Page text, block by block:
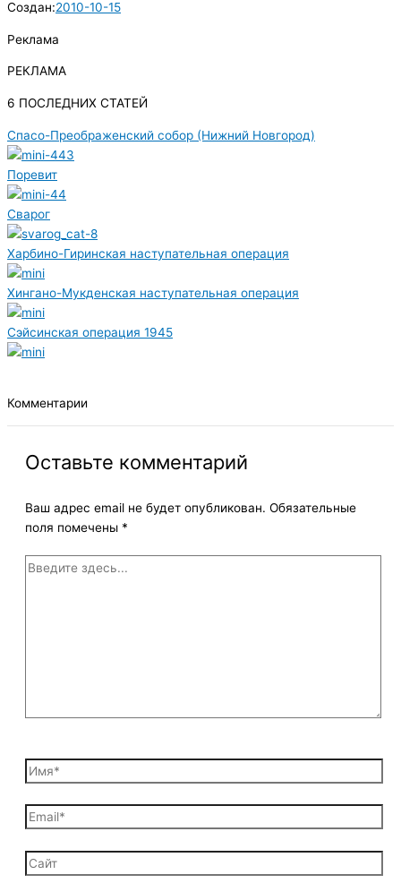
Создан:2010-10-15
Реклама
РЕКЛАМА
6 ПОСЛЕДНИХ СТАТЕЙ
Спасо-Преображенский собор (Нижний Новгород)
Поревит
Сварог
Харбино-Гиринская наступательная операция
Хингано-Мукденская наступательная операция
Сэйсинская операция 1945
Комментарии
Оставьте комментарий
Ваш адрес email не будет опубликован. Обязательные
поля помечены *
Введите
Имя*
Email*
Сайт